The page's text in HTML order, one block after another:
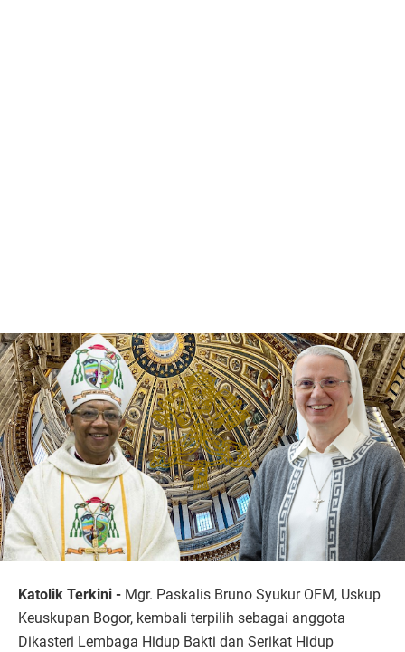
Katolik Terkini - Mgr. Paskalis Bruno Syukur OFM, Uskup
Keuskupan Bogor, kembali terpilih sebagai anggota
Dikasteri Lembaga Hidup Bakti dan Serikat Hidup